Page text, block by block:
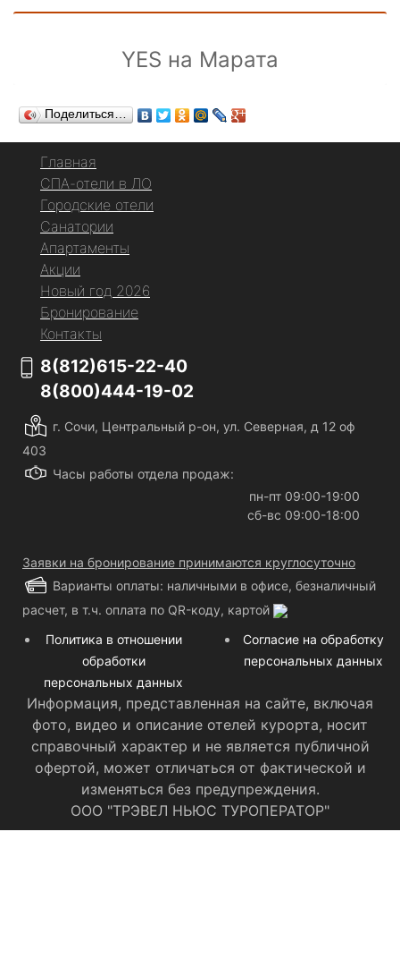
YES на Марата
Поделиться…
Главная
СПА-отели в ЛО
Городские отели
Санатории
Апартаменты
Акции
Новый год 2026
Бронирование
Контакты
8(812)615-22-40
8(800)444-19-02
г. Сочи, Центральный р-он, ул. Северная, д 12 оф
403
Часы работы отдела продаж:
пн-пт 09:00-19:00
сб-вс 09:00-18:00
Заявки на бронирование принимаются круглосуточно
Варианты оплаты: наличными в офисе, безналичный
расчет, в т.ч. оплата по QR-коду, картой
Политика в отношении
обработки
персональных данных
Согласие на обработку
персональных данных
Информация, представленная на сайте, включая
фото, видео и описание отелей курорта, носит
справочный характер и не является публичной
офертой, может отличаться от фактической и
изменяться без предупреждения.
ООО "ТРЭВЕЛ НЬЮС ТУРОПЕРАТОР"